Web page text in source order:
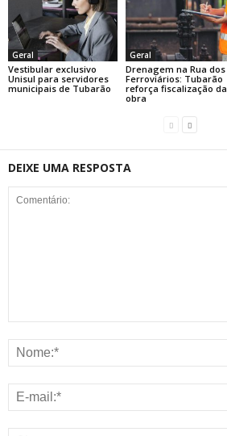
Geral
Vestibular exclusivo
Unisul para servidores
municipais de Tubarão
Geral
Drenagem na Rua dos
Ferroviários: Tubarão
reforça fiscalização da
obra
DEIXE UMA RESPOSTA